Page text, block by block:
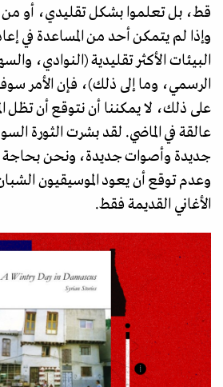
قط، بل تعلموا بشكل تقليدي، أو من
وإذا لم يتمكن أحد من المساعدة في
البيئات الأكثر تقليدية (النوادي،
الرسمي، وما إلى ذلك)، فإن الأمر
على ذلك، لا يمكننا أن نتوقع أن تظل
عالقة في الماضي. لقد بشرت الثورة
جديدة وأصوات جديدة، ونحن بحاجة
وعدم توقع أن يعود الموسيقيون
الأغاني القديمة فقط.